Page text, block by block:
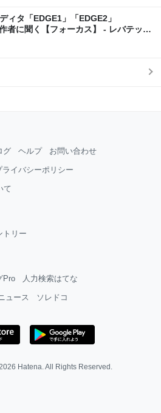
ィタ「EDGE1」「EDGE2」
者に聞く【フォーカス】 - レバテック
グ ヘルプ お問い合わせ
ライバシーポリシー
て
トリー
Pro 人力検索はてな
ュース ソレドコ
Hatena. All Rights Reserved.